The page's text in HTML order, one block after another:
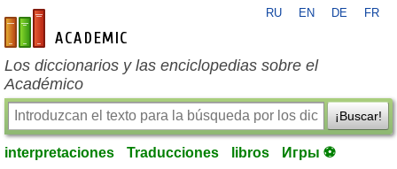
es-academic.com
RU EN DE FR
Los diccionarios y las enciclopedias sobre el
Académico
¡Buscar!
interpretaciones Traducciones libros Игры ⚽